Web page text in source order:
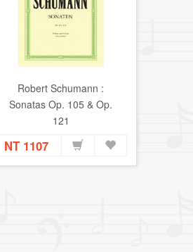
Robert Schumann :
Sonatas Op. 105 & Op.
121
NT 1107